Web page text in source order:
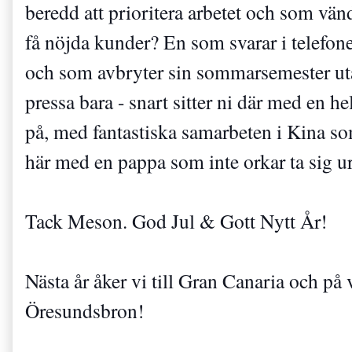
beredd att prioritera arbetet och som
få nöjda kunder? En som svarar i
och som avbryter sin sommarsemester
pressa bara - snart sitter ni där med en
på, med fantastiska samarbeten i Kina
här med en pappa som inte orkar ta sig
Tack Meson. God Jul & Gott Nytt År!
Nästa år åker vi till Gran Canaria och
Öresundsbron!